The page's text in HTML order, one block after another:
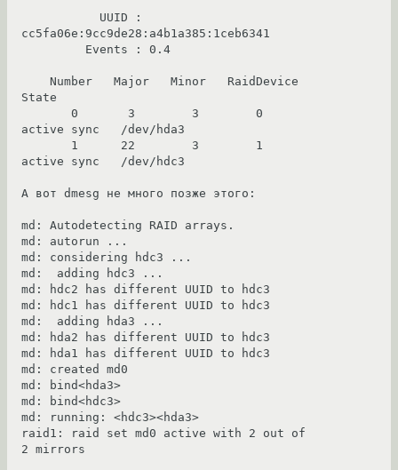
cc5fa06e:9cc9de28:a4b1a385:1ceb6341
State
active sync   /dev/hda3
active sync   /dev/hdc3
А вот dmesg не много позже этого:
md: Autodetecting RAID arrays.
md: autorun ...
md: considering hdc3 ...
md:  adding hdc3 ...
md: hdc2 has different UUID to hdc3
md: hdc1 has different UUID to hdc3
md:  adding hda3 ...
md: hda2 has different UUID to hdc3
md: hda1 has different UUID to hdc3
md: created md0
md: bind<hda3>
md: bind<hdc3>
md: running: <hdc3><hda3>
raid1: raid set md0 active with 2 out of
2 mirrors